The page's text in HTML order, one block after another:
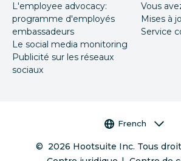
L'employee advocacy:
programme d'employés
embassadeurs
Le social media monitoring
Publicité sur les réseaux
sociaux
Vous
Mises à
Service
Sélecteur de
French
© 2026 Hootsuite Inc. Tous